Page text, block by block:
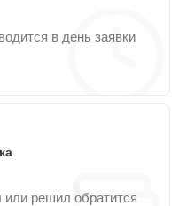
в день заявки
решил обратится